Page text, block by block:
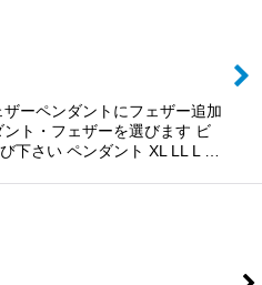
ーペンダントにフェザー追加
ント・フェザーを選びます ビ
下さい ペンダント XL LL L …